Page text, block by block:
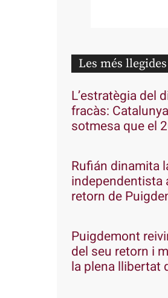
Les més llegides
L’estratègia del
fracàs:
sotmesa que el
Rufián dinamita
independentista
retorn de
Puigdemont
del seu retorn i
la plena llibertat